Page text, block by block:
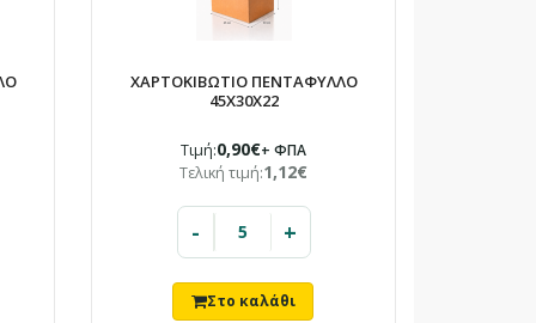
ΧΑΡΤΟΚΙΒΩΤΙΟ ΠΕΝΤΑΦΥΛΛΟ
45X30X22
Τιμή:0,90€+ ΦΠΑ
Τελική τιμή:1,12€
- +